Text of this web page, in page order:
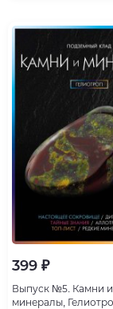
399 ₽
Выпуск №5. Камни и
минералы,